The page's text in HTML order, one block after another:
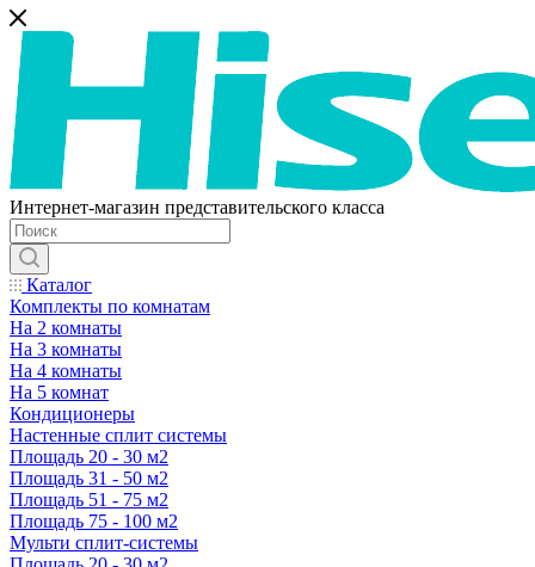
Интернет-магазин представительского класса
Каталог
Комплекты по комнатам
На 2 комнаты
На 3 комнаты
На 4 комнаты
На 5 комнат
Кондиционеры
Настенные сплит системы
Площадь 20 - 30 м2
Площадь 31 - 50 м2
Площадь 51 - 75 м2
Площадь 75 - 100 м2
Мульти сплит-системы